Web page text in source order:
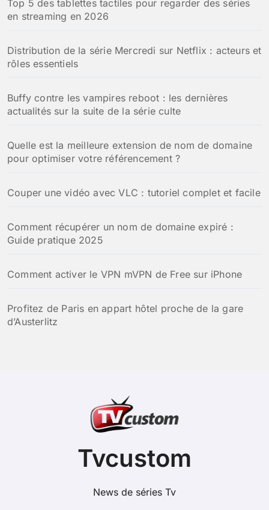
Top 5 des tablettes tactiles pour regarder des séries
en streaming en 2026
Distribution de la série Mercredi sur Netflix : acteurs et
rôles essentiels
Buffy contre les vampires reboot : les dernières
actualités sur la suite de la série culte
Quelle est la meilleure extension de nom de domaine
pour optimiser votre référencement ?
Couper une vidéo avec VLC : tutoriel complet et facile
Comment récupérer un nom de domaine expiré :
Guide pratique 2025
Comment activer le VPN mVPN de Free sur iPhone
Profitez de Paris en appart hôtel proche de la gare
d’Austerlitz
Tvcustom
News de séries Tv